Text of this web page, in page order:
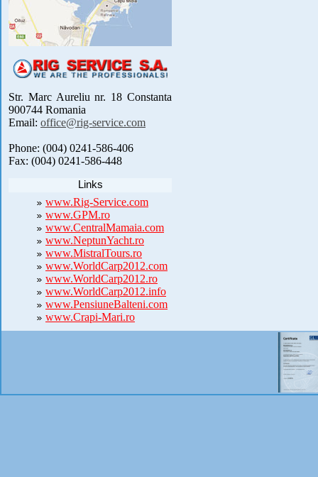
Str. Marc Aureliu nr. 18 Constanta
900744 Romania
Email: office@rig-service.com
Phone: (004) 0241-586-406
Fax: (004) 0241-586-448
Links
www.Rig-Service.com
www.GPM.ro
www.CentralMamaia.com
www.NeptunYacht.ro
www.MistralTours.ro
www.WorldCarp2012.com
www.WorldCarp2012.ro
www.WorldCarp2012.info
www.PensiuneBalteni.com
www.Crapi-Mari.ro